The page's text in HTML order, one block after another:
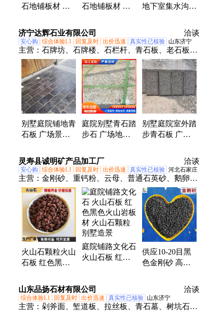
石地铺板材 别
气 量大可咨询
常赢
石地铺板材 别
质 可定制 常赢
地下室集水沟
支持定制 常赢
济宁达辉石业有限公司 洽谈
安心购 综合体验L1 回复及时 出价迅速 真实性已核验 山东济宁
主营： 石牌坊、石牌楼、石栏杆、青石板、老石板、
农村石牌坊、村口石牌坊、乡村石牌坊、村口石牌
楼、乡村石牌楼、景区石牌坊、寺庙石牌坊、河道石
护栏、石雕龙柱、石狮子、石雕麒麟、抱鼓石、台阶
石、石雕大象、柱墩石、石雕壁画、陵园墓地石牌
坊、桥梁石栏杆、村庄牌楼、观音像
别墅庭院铺地青
石板 广场景区
用
庭院别墅青石踏
步石 广场地铺
湿水性好
别墅庭院室外踏
步青石板 广场
灵寿县诚明矿产品加工厂 洽谈
安心购 综合体验L1 回复及时 出价迅速 真实性已核验 河北石家庄
主营： 金刚砂、重钙粉、云母、普通石英砂、鹅卵
石、玻璃珠
火山石颗粒火山
石板 红色黑色
墅造景 庭院铺
路文化石
庭院铺路文化石
火山石板 红色
墅造景
供应10-20目黑
色金刚砂 高纯
喷砂除锈铜矿砂
地坪骨料
山东品扬石材有限公司 洽谈
综合体验L1 回复及时 出价迅速 真实性已核验 山东济宁
主营： 剁斧面、堑道板、拉丝板、青石墓、树坑石、